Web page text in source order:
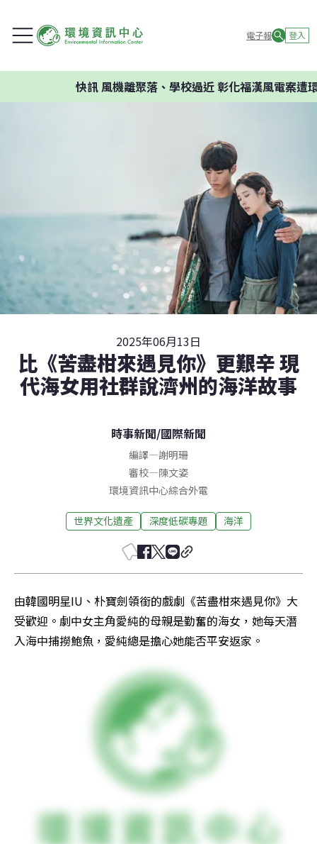
電子報 登入
風機離聚落、學校過近 彰化福漢風電案遭環評判
2025年06月13日
比《苦盡柑來遇見你》更艱辛 現
代海女用社群說濟州的海洋故事
時事新聞/國際新聞
編譯—謝明珊
審校—陳文姿
環境資訊中心綜合外電
世界文化遺產 深度低碳專題 海洋
由韓國明星IU、朴寶劍領銜的戲劇《苦盡柑來遇見你》大
受歡迎。劇中女主角愛純的母親是勤奮的海女，她每天潛
入海中捕撈鮑魚，愛純總是擔心她能否平安返家。